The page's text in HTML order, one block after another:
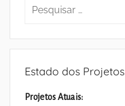
Pesquisar
Estado dos Projetos
Projetos Atuais: